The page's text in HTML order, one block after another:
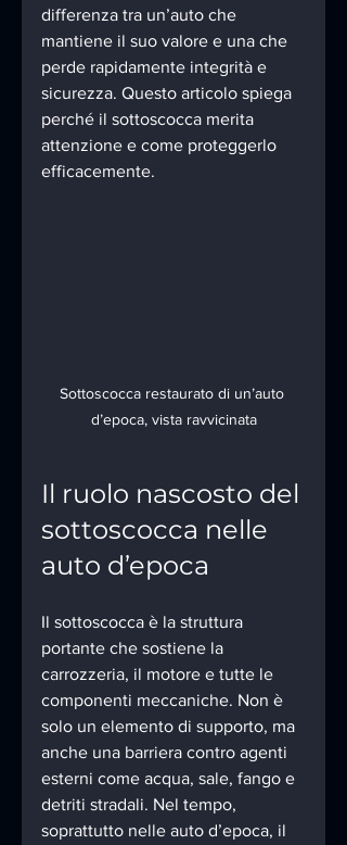
differenza tra un’auto che
mantiene il suo valore e una che
perde rapidamente integrità e
sicurezza. Questo articolo spiega
perché il sottoscocca merita
attenzione e come proteggerlo
efficacemente.
Sottoscocca restaurato di un’auto
d’epoca, vista ravvicinata
Il ruolo nascosto del
sottoscocca nelle
auto d’epoca
Il sottoscocca è la struttura
portante che sostiene la
carrozzeria, il motore e tutte le
componenti meccaniche. Non è
solo un elemento di supporto, ma
anche una barriera contro agenti
esterni come acqua, sale, fango e
detriti stradali. Nel tempo,
soprattutto nelle auto d’epoca, il